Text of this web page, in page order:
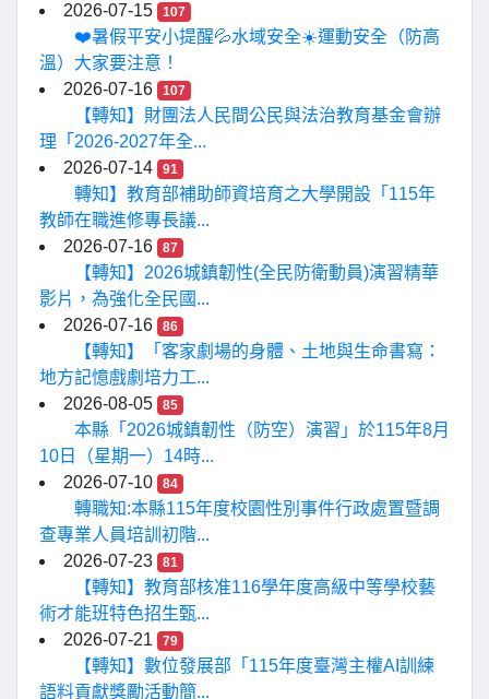
2026-07-15
107
❤️暑假平安小提醒💦水域安全☀️運動安全（防高
溫）大家要注意！
2026-07-16
107
【轉知】財團法人民間公民與法治教育基金會辦
理「2026-2027年全...
2026-07-14
91
轉知】教育部補助師資培育之大學開設「115年
教師在職進修專長議...
2026-07-16
87
【轉知】2026城鎮韌性(全民防衛動員)演習精華
影片，為強化全民國...
2026-07-16
86
【轉知】「客家劇場的身體、土地與生命書寫：
地方記憶戲劇培力工...
2026-08-05
85
本縣「2026城鎮韌性（防空）演習」於115年8月
10日（星期一）14時...
2026-07-10
84
轉職知:本縣115年度校園性別事件行政處置暨調
查專業人員培訓初階...
2026-07-23
81
【轉知】教育部核准116學年度高級中等學校藝
術才能班特色招生甄...
2026-07-21
79
【轉知】數位發展部「115年度臺灣主權AI訓練
語料貢獻獎勵活動簡...